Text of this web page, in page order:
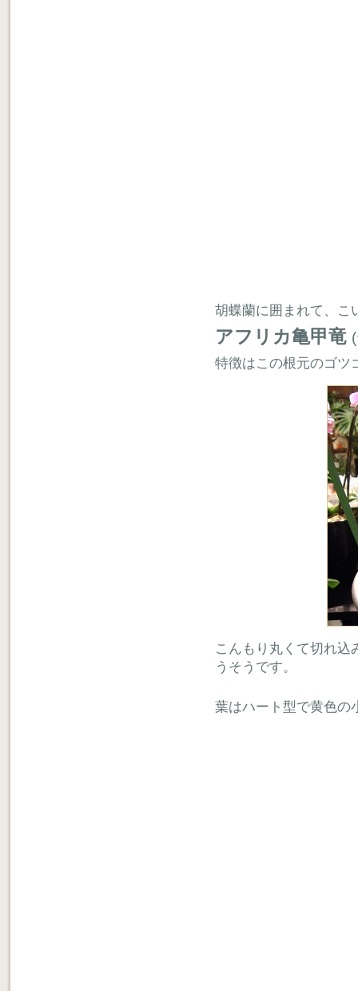
胡蝶蘭に囲まれて、こ
アフリカ亀甲竜
特徴はこの根元のゴツ
こんもり丸くて切れ込
うそうです。
葉はハート型で黄色の